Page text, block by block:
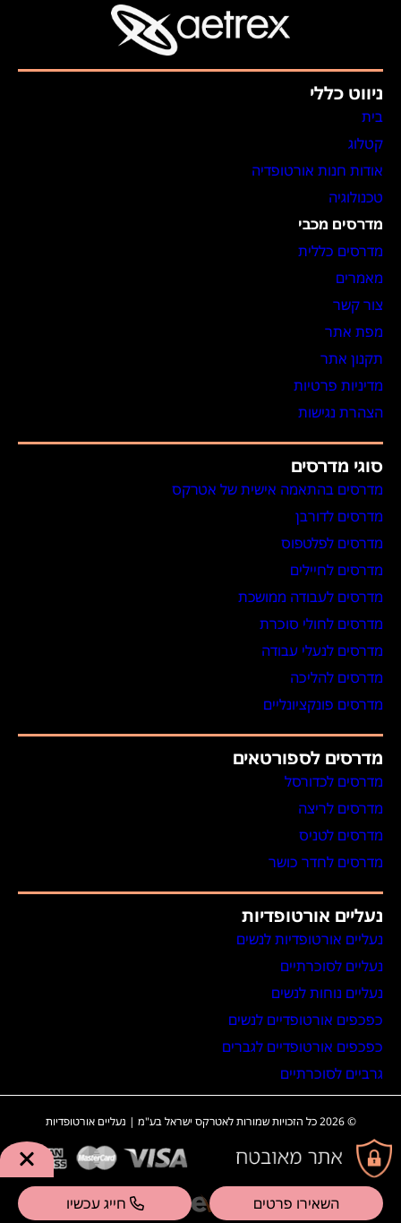
השאירו פרטים חייג עכשיו
ניווט כללי
בית
קטלוג
אודות חנות אורטופדיה
טכנולוגיה
מדרסים מכבי
מדרסים כללית
מאמרים
צור קשר
מפת אתר
תקנון אתר
מדיניות פרטיות
הצהרת נגישות
סוגי מדרסים
מדרסים בהתאמה אישית של אטרקס
מדרסים לדורבן
מדרסים לפלטפוס
מדרסים לחיילים
מדרסים לעבודה ממושכת
מדרסים לחולי סוכרת
מדרסים לנעלי עבודה
מדרסים להליכה
מדרסים פונקציונליים
מדרסים לספורטאים
מדרסים לכדורסל
מדרסים לריצה
מדרסים לטניס
מדרסים לחדר כושר
נעליים אורטופדיות
נעליים אורטופדיות לנשים
נעליים לסוכרתיים
נעליים נוחות לנשים
כפכפים אורטופדיים לנשים
כפכפים אורטופדיים לגברים
גרביים לסוכרתיים
© 2026 כל הזכויות שמורות לאטרקס ישראל בע"מ | נעליים אורטופדיות
POWERED BY